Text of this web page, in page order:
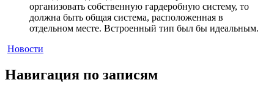
организовать собственную гардеробную систему, то
должна быть общая система, расположенная в
отдельном месте. Встроенный тип был бы идеальным.
Новости
Навигация по записям